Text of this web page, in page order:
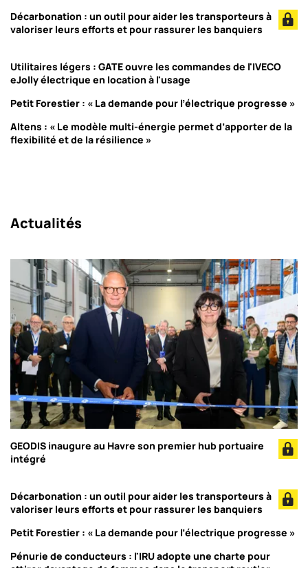
Décarbonation : un outil pour aider les transporteurs à
valoriser leurs efforts et pour rassurer les banquiers
Utilitaires légers : GATE ouvre les commandes de l'IVECO
eJolly électrique en location à l'usage
Petit Forestier : « La demande pour l’électrique progresse »
Altens : « Le modèle multi-énergie permet d’apporter de la
flexibilité et de la résilience »
Actualités
GEODIS inaugure au Havre son premier hub portuaire
intégré
Décarbonation : un outil pour aider les transporteurs à
valoriser leurs efforts et pour rassurer les banquiers
Petit Forestier : « La demande pour l’électrique progresse »
Pénurie de conducteurs : l'IRU adopte une charte pour